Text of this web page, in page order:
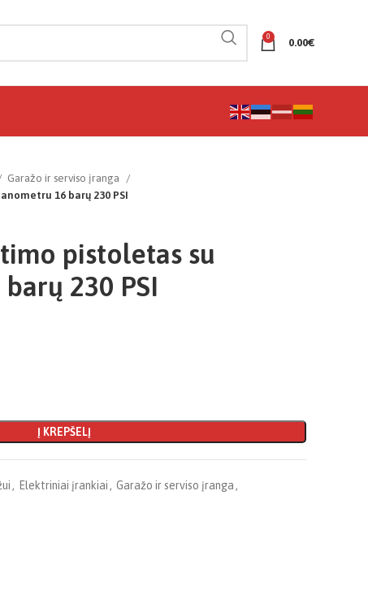
0
0.00€
Garažo ir serviso įranga
16 barų 230 PSI
pistoletas su
230 PSI
Į KREPŠELĮ
, Elektriniai įrankiai , Garažo ir serviso įranga ,